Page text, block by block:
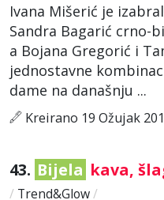
Ivana Mišerić je
Sandra Bagarić crno-
a Bojana Gregorić i
jednostavne
dame na današnju ...
Kreirano 19 Ožujak
43. Bijela kava,
/ Trend&Glow/